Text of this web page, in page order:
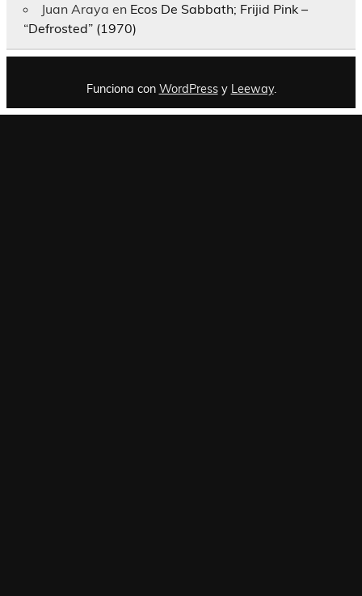
Juan Araya en Ecos De Sabbath; Frijid Pink –
“Defrosted” (1970)
Funciona con WordPressy Leeway.